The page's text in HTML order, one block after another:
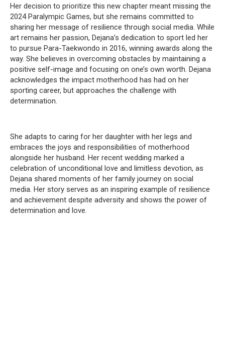
Her decision to prioritize this new chapter meant missing the
2024 Paralympic Games, but she remains committed to
sharing her message of resilience through social media. While
art remains her passion, Dejana’s dedication to sport led her
to pursue Para-Taekwondo in 2016, winning awards along the
way. She believes in overcoming obstacles by maintaining a
positive self-image and focusing on one’s own worth. Dejana
acknowledges the impact motherhood has had on her
sporting career, but approaches the challenge with
determination.
She adapts to caring for her daughter with her legs and
embraces the joys and responsibilities of motherhood
alongside her husband. Her recent wedding marked a
celebration of unconditional love and limitless devotion, as
Dejana shared moments of her family journey on social
media. Her story serves as an inspiring example of resilience
and achievement despite adversity and shows the power of
determination and love.